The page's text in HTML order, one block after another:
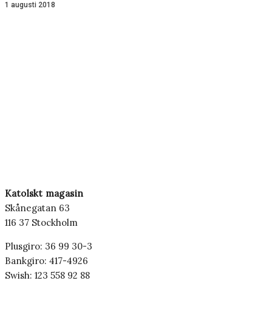
1 augusti 2018
Katolskt magasin
Skånegatan 63
116 37 Stockholm
Plusgiro: 36 99 30-3
Bankgiro: 417-4926
Swish: 123 558 92 88